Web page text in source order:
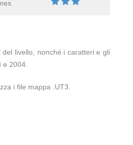
livello, nonché i caratteri e gli
2004.
i file mappa .UT3.